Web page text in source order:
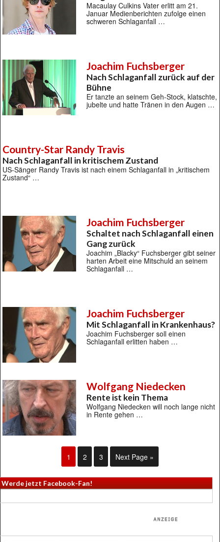
Macaulay Culkins Vater erlitt am 21.
Januar Medienberichten zufolge einen
schweren Schlaganfall …
Joachim Fuchsberger
Nach Schlaganfall zurück auf der
Bühne
Er tanzte an seinem Geh-Stock, klatschte,
jubelte und hatte Tränen in den Augen …
Country-Star Randy Travis
Nach Schlaganfall in kritischem Zustand
US-Sänger Randy Travis ist nach einem Schlaganfall in „kritischem
Zustand“ …
Joachim Fuchsberger
Schaltet nach Schlaganfall einen
Gang zurück
Joachim „Blacky“ Fuchsberger gibt seiner
harten Arbeit eine Mitschuld an seinem
Schlaganfall …
Joachim Fuchsberger
Mit Schlaganfall in Krankenhaus?
Joachim Fuchsberger soll einen
Schlaganfall erlitten haben …
Wolfgang Niedecken
Rente ist kein Thema
Wolfgang Niedecken will noch lange nicht
in Rente gehen …
1 2 3 Next Page »
Werde jetzt Facebook-Fan!